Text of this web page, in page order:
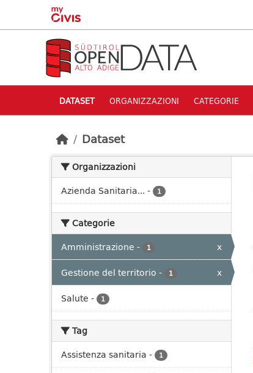
Skip to main content
DATASET ORGANIZZAZIONI CATEGORIE
Dataset
Organizzazioni
Azienda Sanitaria... - 1
Categorie
Amministrazione - 1
x
Gestione del territorio - 1
x
Salute - 1
Tag
Assistenza sanitaria - 1